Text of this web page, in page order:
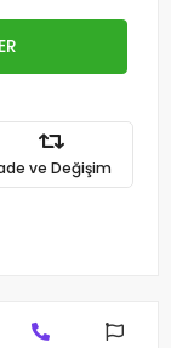
ve Değişim